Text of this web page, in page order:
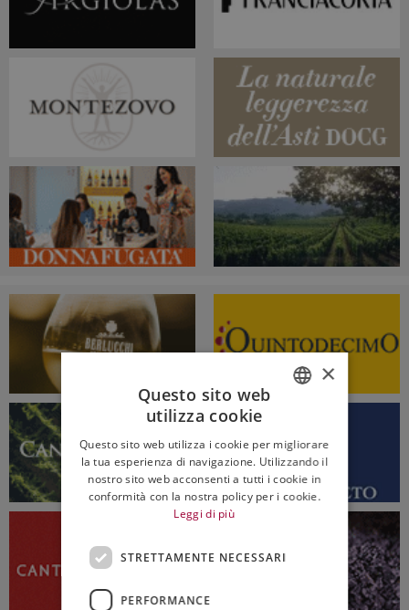
ENGLISH
×
Questo sito web
utilizza cookie
Questo sito web utilizza i cookie per migliorare
la tua esperienza di navigazione. Utilizzando il
nostro sito web acconsenti a tutti i cookie in
conformità con la nostra policy per i cookie.
Leggi di più
STRETTAMENTE NECESSARI
PERFORMANCE